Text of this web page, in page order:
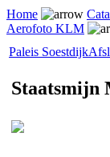
Home
Aerofoto KLM
Paleis Soestdijk
Staatsmijn